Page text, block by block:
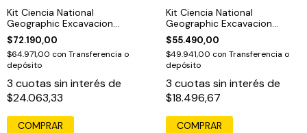
Kit Ciencia National
Geographic Excavacion
Antiguo Egipto
$72.190,00
$64.971,00 con Transferencia o
depósito
3 cuotas sin interés de
$24.063,33
Kit Ciencia National
Geographic Excavacion
Huevos Dinosaurio
$55.490,00
$49.941,00 con Transferencia o
depósito
3 cuotas sin interés de
$18.496,67